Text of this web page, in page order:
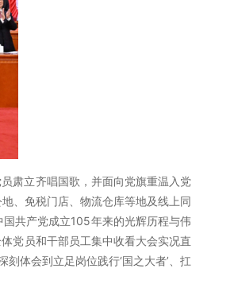
肃立齐唱国歌，并面向党旗重温入党
、免税门店、物流仓库等地及线上同
共产党成立105年来的光辉历程与伟
党员和干部员工集中收看大会实况直
体会到立足岗位践行‘国之大者’、扛